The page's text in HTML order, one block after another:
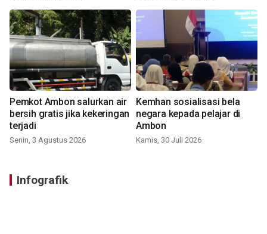
Pemkot Ambon salurkan air
bersih gratis jika kekeringan
terjadi
Senin, 3 Agustus 2026
Kemhan sosialisasi bela
negara kepada pelajar di
Ambon
Kamis, 30 Juli 2026
Infografik